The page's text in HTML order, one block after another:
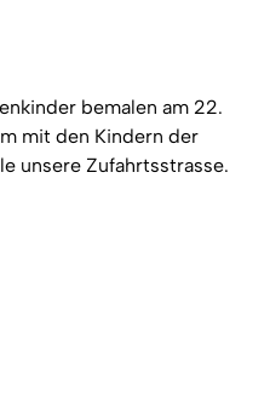
bemalen am 22.
mit den Kindern der
unsere Zufahrtsstrasse.